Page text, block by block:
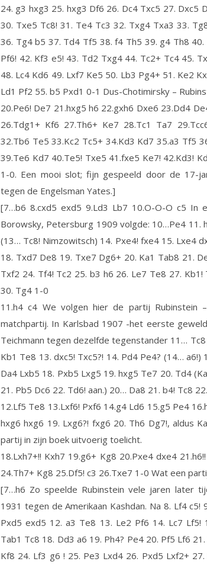
24. g3 hxg3 25. hxg3 Df6 26. Dc4 Txc5 27. Dxc5
30. Txe5 Tc8! 31. Te4 Tc3 32. Txg4 Txa3 33.
36. Tg4 b5 37. Td4 Tf5 38. f4 Th5 39. g4 Th8
Pf6! 42. Kf3 e5! 43. Td2 Txg4 44. Tc2+ Tc4 45.
48. Lc4 Kd6 49. Lxf7 Ke5 50. Lb3 Pg4+ 51. Ke2
Ld1 Pf2 55. b5 Pxd1 0-1 Dus-Chotimirsky –
20.Pe6! De7 21.hxg5 h6 22.gxh6 Dxe6 23.Dd4
26.Tdg1+ Kf6 27.Th6+ Ke7 28.Tc1 Ta7
32.Tb6 Te5 33.Kc2 Tc5+ 34.Kd3 Kd7 35.a3 Tf5
39.Te6 Kd7 40.Te5! Txe5 41.fxe5 Ke7! 42.Kd3!
1-0. Een mooi slot; fijn gespeeld door de 17-
tegen de Engelsman Yates.]
[7…b6 8.cxd5 exd5 9.Ld3 Lb7 10.O-O-O c5 In
Borowsky, Petersburg 1909 volgde: 10…Pe4 11.
(13… Tc8! Nimzowitsch) 14. Pxe4! fxe4 15. Lxe4
18. Txd7 De8 19. Txe7 Dg6+ 20. Ka1 Tab8 21.
Txf2 24. Tf4! Tc2 25. b3 h6 26. Le7 Te8 27.
30. Tg4 1-0
11.h4 c4 We volgen hier de partij Rubinstein
matchpartij. In Karlsbad 1907 -het eerste
Teichmann tegen dezelfde tegenstander 11…
Kb1 Te8 13. dxc5! Txc5?! 14. Pd4 Pe4? (14… a6!)
Da4 Lxb5 18. Pxb5 Lxg5 19. hxg5 Te7 20. Td4
21. Pb5 Dc6 22. Td6! aan.) 20… Da8 21. b4! Tc8
12.Lf5 Te8 13.Lxf6! Pxf6 14.g4 Ld6 15.g5 Pe4
hxg6 hxg6 19. Lxg6?! fxg6 20. Th6 Dg7!, aldus
partij in zijn boek uitvoerig toelicht.
18.Lxh7+!! Kxh7 19.g6+ Kg8 20.Pxe4 dxe4
24.Th7+ Kg8 25.Df5! c3 26.Txe7 1-0 Wat een
[7…h6 Zo speelde Rubinstein vele jaren later
1931 tegen de Amerikaan Kashdan. Na 8. Lf4 c5!
Pxd5 exd5 12. a3 Te8 13. Le2 Pf6 14. Lc7 Lf5!
Tab1 Tc8 18. Dd3 a6 19. Ph4? Pe4 20. Pf5 Lf6
Kf8 24. Lf3 g6 ! 25. Pe3 Lxd4 26. Pxd5 Lxf2+